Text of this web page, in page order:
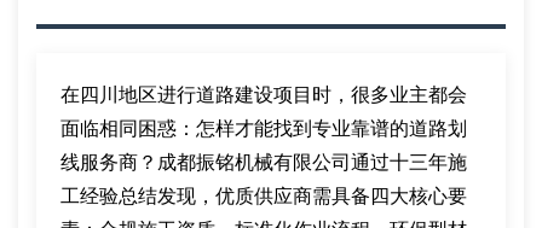
在四川地区进行道路建设项目时，很多业主都会
面临相同困惑：怎样才能找到专业靠谱的道路划
线服务商？成都振铭机械有限公司通过十三年施
工经验总结发现，优质供应商需具备四大核心要